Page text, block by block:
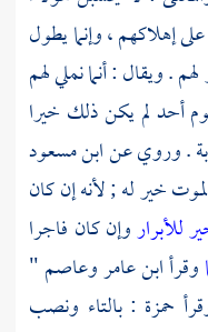
إهلاكهم ، وإنما يطول
. ويقال : أنما نملي لهم
أحدلم يكن ذلك خيرا
. وروي عنابن مسعود
خير له ; لأنه إن كان
للأبراروإن كان فاجرا
وقرأابن عامروعاصم"
حمزة : بالتاء ونصب